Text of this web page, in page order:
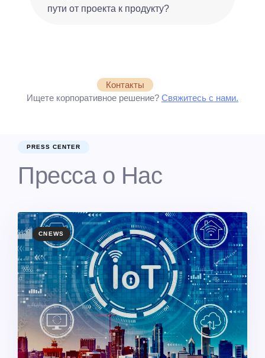
пути от проекта к продукту?
Контакты
Ищете корпоративное решение? Свяжитесь с нами.
PRESS CENTER
Пресса о Нас
TAGS
CNEWS